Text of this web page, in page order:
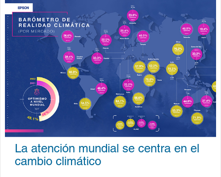
La atención mundial se centra en el
cambio climático